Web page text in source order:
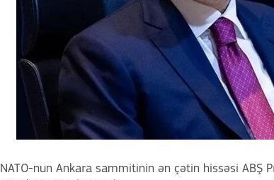
NATO-nun Ankara sammitinin ən çətin hissəsi ABŞ